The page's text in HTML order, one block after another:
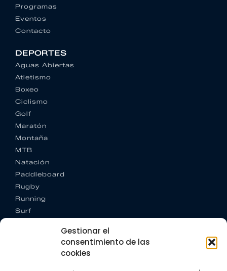
Gestionar el
consentimiento de las
cookies
Programas
Eventos
Contacto
DEPORTES
Aguas Abiertas
Atletismo
Boxeo
Ciclismo
Golf
Maratón
Montaña
MTB
Natación
Paddleboard
Rugby
Running
Surf
CONTACTO